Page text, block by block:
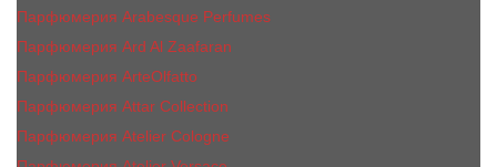
Парфюмерия Arabesque Perfumes
Парфюмерия Ard Al Zaafaran
Парфюмерия ArteOlfatto
Парфюмерия Attar Collection
Парфюмерия Atelier Cologne